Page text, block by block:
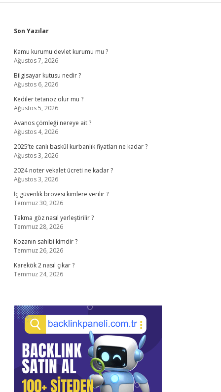
Sidebar
Son Yazılar
Kamu kurumu devlet kurumu mu ?
Ağustos 7, 2026
Bilgisayar kutusu nedir ?
Ağustos 6, 2026
Kediler tetanoz olur mu ?
Ağustos 5, 2026
Avanos çömleği nereye ait ?
Ağustos 4, 2026
2025’te canlı baskül kurbanlık fiyatları ne kadar ?
Ağustos 3, 2026
2024 noter vekalet ücreti ne kadar ?
Ağustos 3, 2026
İç güvenlik brovesi kimlere verilir ?
Temmuz 30, 2026
Takma göz nasıl yerleştirilir ?
Temmuz 28, 2026
Kozanın sahibi kimdir ?
Temmuz 26, 2026
Karekök 2 nasıl çıkar ?
Temmuz 24, 2026